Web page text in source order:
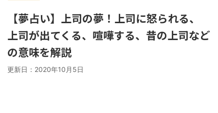
【夢占い】上司の夢！上司に怒られる、
上司が出てくる、喧嘩する、昔の上司など
の意味を解説
更新日： 2020年10月5日